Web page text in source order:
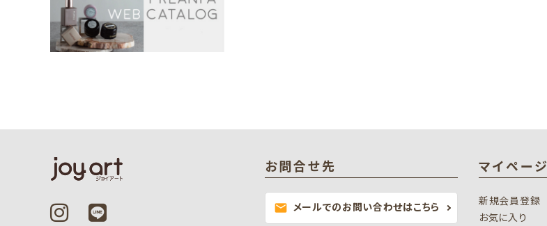
お問合せ先
mail メールでのお問い合わせはこちら
マイページ
新規会員登録
お気に入り